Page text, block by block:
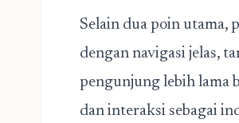
Selain dua poin utama,
dengan navigasi jelas,
pengunjung lebih lama
dan interaksi sebagai